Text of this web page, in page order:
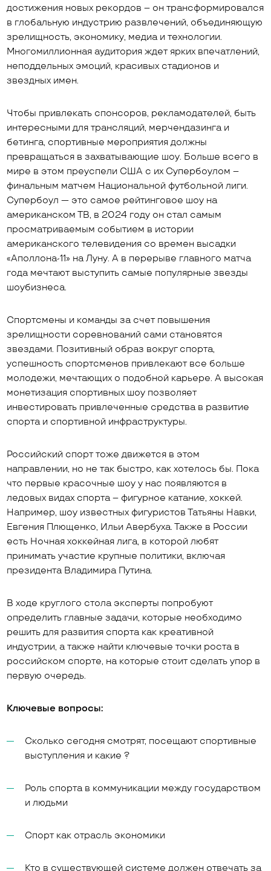
достижения новых рекордов – он трансформировался
в глобальную индустрию развлечений, объединяющую
зрелищность, экономику, медиа и технологии.
Многомиллионная аудитория ждет ярких впечатлений,
неподдельных эмоций, красивых стадионов и
звездных имен.
Чтобы привлекать спонсоров, рекламодателей, быть
интересными для трансляций, мерчендазинга и
бетинга, спортивные мероприятия должны
превращаться в захватывающие шоу. Больше всего в
мире в этом преуспели США с их Супербоулом –
финальным матчем Национальной футбольной лиги.
Супербоул — это самое рейтинговое шоу на
американском ТВ, в 2024 году он стал самым
просматриваемым событием в истории
американского телевидения со времен высадки
«Аполлона-11» на Луну. А в перерыве главного матча
года мечтают выступить самые популярные звезды
шоубизнеса.
Спортсмены и команды за счет повышения
зрелищности соревнований сами становятся
звездами. Позитивный образ вокруг спорта,
успешность спортсменов привлекают все больше
молодежи, мечтающих о подобной карьере. А высокая
монетизация спортивных шоу позволяет
инвестировать привлеченные средства в развитие
спорта и спортивной инфраструктуры.
Российский спорт тоже движется в этом
направлении, но не так быстро, как хотелось бы. Пока
что первые красочные шоу у нас появляются в
ледовых видах спорта – фигурное катание, хоккей.
Например, шоу известных фигуристов Татьяны Навки,
Евгения Плющенко, Ильи Авербуха. Также в России
есть Ночная хоккейная лига, в которой любят
принимать участие крупные политики, включая
президента Владимира Путина.
В ходе круглого стола эксперты попробуют
определить главные задачи, которые необходимо
решить для развития спорта как креативной
индустрии, а также найти ключевые точки роста в
российском спорте, на которые стоит сделать упор в
первую очередь.
Ключевые вопросы:
Сколько сегодня смотрят, посещают спортивные
выступления и какие ?
Роль спорта в коммуникации между государством
и людьми
Спорт как отрасль экономики
Кто в существующей системе должен отвечать за